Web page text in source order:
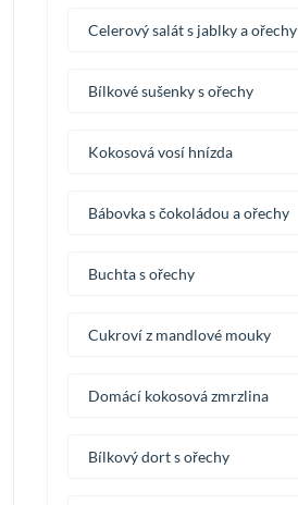
Celerový salát s jablky a ořechy
Bílkové sušenky s ořechy
Kokosová vosí hnízda
Bábovka s čokoládou a ořechy
Buchta s ořechy
Cukroví z mandlové mouky
Domácí kokosová zmrzlina
Bílkový dort s ořechy